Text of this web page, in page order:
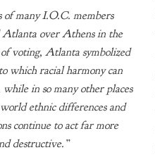
of many I.O.C. members
Atlanta over Athens in the
voting, Atlanta symbolized
which racial harmony can
in so many other places
ethnic differences and
continue to act far more
destructive.”